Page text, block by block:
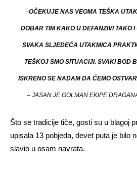
–OČEKUJE NAS VEOMA TEŠKA
DOBAR TIM KAKO U DEFANZIVI TAKO
SVAKA SLJEDEĆA UTAKMICA
TEŠKOJ SMO SITUACIJI. SVAKI BOD
ISKRENO SE NADAM DA ĆEMO
– JASAN JE GOLMAN EKIPE
Što se tradicije tiče, gosti su u blagoj
upisala 13 pobjeda, devet puta je bilo
slavio u osam navrata.